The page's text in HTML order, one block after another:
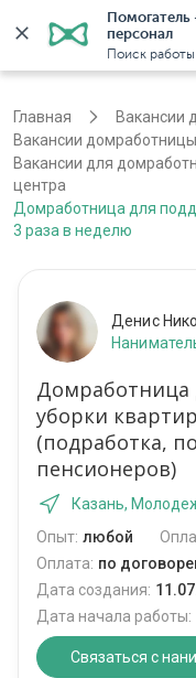
персонал
Поиск
Главная
Вакансии
Вакансии
Вакансии для
центра
Домработница для
3 раза в неделю
Денис
уборки
(подработка,
пенсионеров)
Казань,
Опыт: любой
Оплата: по
Дата создания:
Дата начала работы:
Связаться с